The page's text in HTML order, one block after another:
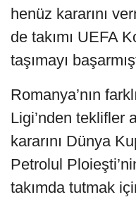
henüz kararını
de takımı UEFA
taşımayı
Romanya’nın
Ligi’nden teklifler
kararını Dünya
Petrolul
takımda tutmak